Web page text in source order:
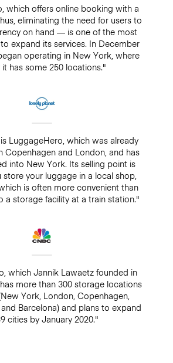
which offers online booking with a
eliminating the need for users to
on hand — is one of the most
expand its services. In December
operating in New York, where
has some 250 locations."
LuggageHero, which was already
Copenhagen and London, and has
into New York. Its selling point is
your luggage in a local shop,
is often more convenient than
a storage facility at a train station."
which Jannik Lawaetz founded in
more than 300 storage locations
York, London, Copenhagen,
Barcelona) and plans to expand
cities by January 2020."